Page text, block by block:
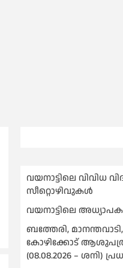
വയനാട്ടിലെ വിവിധ
സീറ്റൊഴിവുകൾ
വയനാട്ടിലെ
ബത്തേരി,
കോഴിക്കോട്
(08.08.2026 – ശനി)